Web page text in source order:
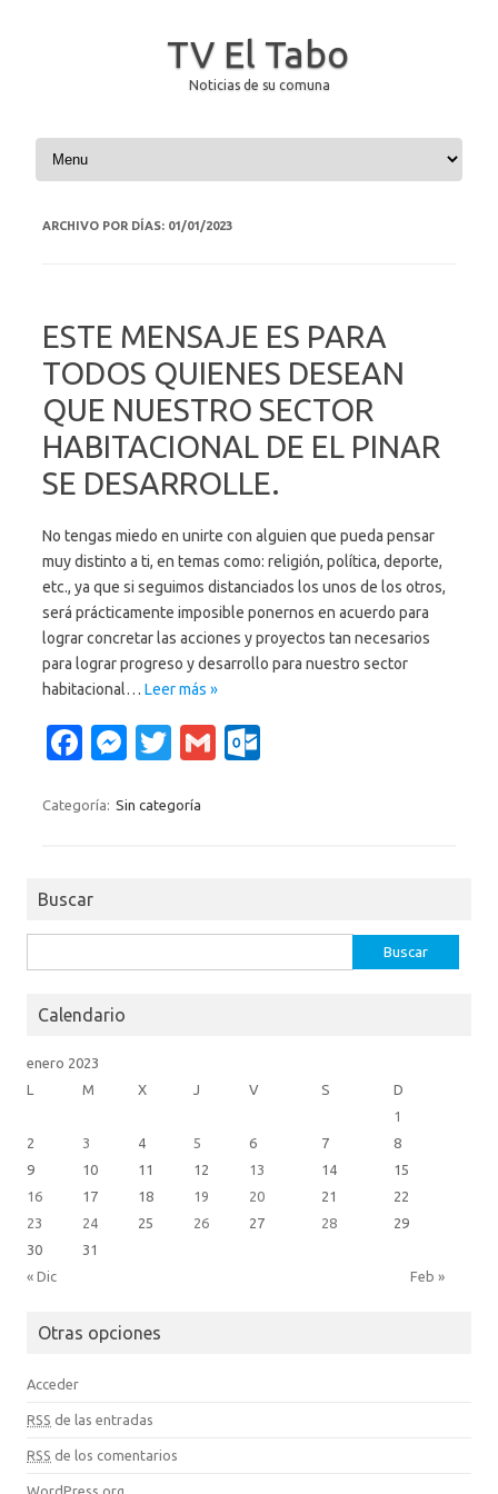
TV El Tabo
Noticias de su comuna
Saltar al contenido
ARCHIVO POR DÍAS: 01/01/2023
ESTE MENSAJE ES PARA
TODOS QUIENES DESEAN
QUE NUESTRO SECTOR
HABITACIONAL DE EL PINAR
SE DESARROLLE.
No tengas miedo en unirte con alguien que pueda pensar
muy distinto a ti, en temas como: religión, política, deporte,
etc., ya que si seguimos distanciados los unos de los otros,
será prácticamente imposible ponernos en acuerdo para
lograr concretar las acciones y proyectos tan necesarios
para lograr progreso y desarrollo para nuestro sector
habitacional… Leer más »
Fa
e
M
se
T
it
G
Categoría: Sin categoría
Buscar
Calendario
enero 2023
L
M X J V S D
« Dic Feb »
1
2
3 4 5 6 7
8
9
10 11 12 13 14
15
16
17 18 19 20 21
22
23
24 25 26 27 28
29
30
31
Otras opciones
Acceder
RSS de las entradas
RSS de los comentarios
WordPress.org